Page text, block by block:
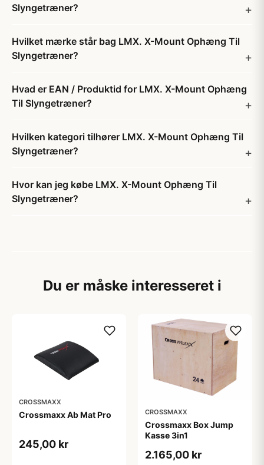
Slyngetræner?
Hvilket mærke står bag LMX. X-Mount Ophæng Til
Slyngetræner?
Hvad er EAN / Produktid for LMX. X-Mount Ophæng
Til Slyngetræner?
Hvilken kategori tilhører LMX. X-Mount Ophæng Til
Slyngetræner?
Hvor kan jeg købe LMX. X-Mount Ophæng Til
Slyngetræner?
Du er måske interesseret i
CROSSMAXX
Crossmaxx Ab Mat Pro
245,00 kr
CROSSMAXX
Crossmaxx Box Jump
Kasse 3in1
2.165,00 kr